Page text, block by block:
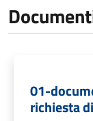
01-
richiesta